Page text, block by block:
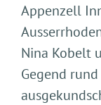
Appenzell
Nina Kobelt
Gegend